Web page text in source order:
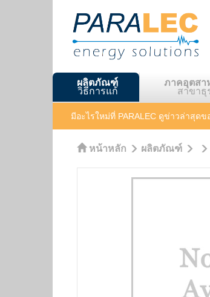
ผลิตภัณฑ์
วิธีการแก้
ภาคอุตสา
สาขาธุ
มีอะไรใหม่ที่ PARALEC ดูข่าวล่าสุดข
หน้าหลัก ผลิตภัณฑ์